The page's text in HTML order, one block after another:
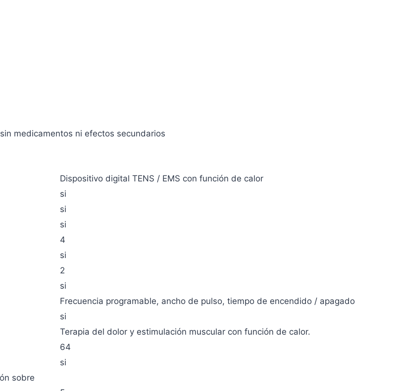
medicamentos ni efectos secundarios
Dispositivo digital TENS / EMS con función de calor
si
si
si
4
si
2
si
Frecuencia programable, ancho de pulso, tiempo de encendido / apagado
si
Terapia del dolor y estimulación muscular con función de calor.
64
si
sobre